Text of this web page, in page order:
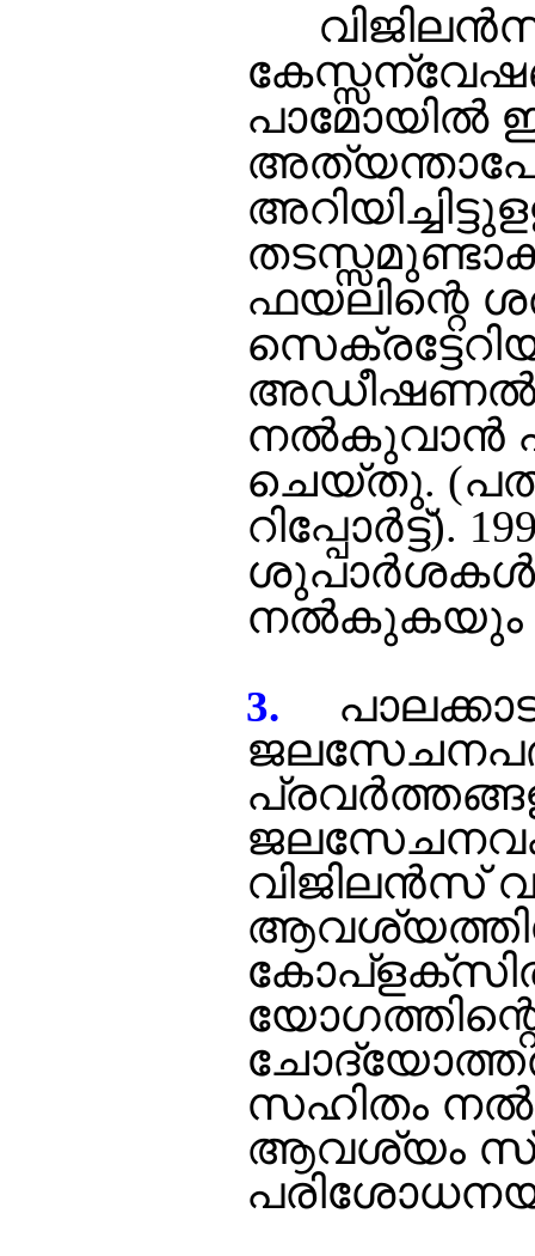
പാമോയില്‍
ഫയലിന്റെ
അഡീഷണല്‍
നല്‍കുവാന്‍
ചെയ്തു.
റിപ്പോര്‍ട്ട്).
ശുപാര്‍ശകള്‍
നല്‍കുകയും
3.
വിജിലന്‍സ്
കോപ്ളക്സില്‍
യോഗത്തിന്റെ
സഹിതം
ആവശ്യം